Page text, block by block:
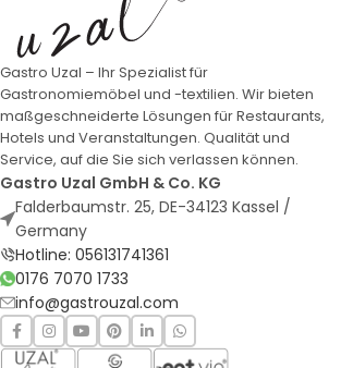
Gastro Uzal – Ihr Spezialist für
Gastronomiemöbel und -textilien. Wir bieten
maßgeschneiderte Lösungen für Restaurants,
Hotels und Veranstaltungen. Qualität und
Service, auf die Sie sich verlassen können.
Gastro Uzal GmbH & Co. KG
Falderbaumstr. 25, DE-34123 Kassel /
Germany
Hotline: 056131741361
0176 7070 1733
info@gastrouzal.com